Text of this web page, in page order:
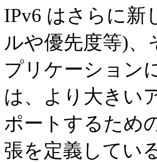
IPv6 はさらに新
ルや優先度等)
プリケーション
は、より大きい
ポートするため
張を定義している